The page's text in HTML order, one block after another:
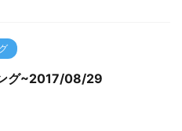
グ~2017/08/29